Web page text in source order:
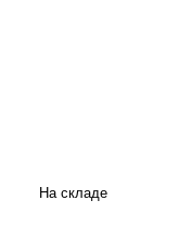
На складе